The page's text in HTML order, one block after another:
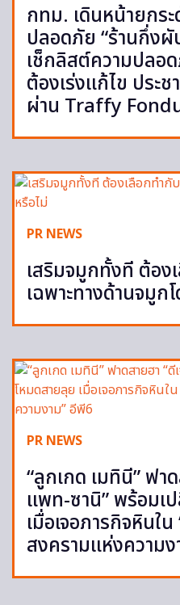
กทม. เดินหน้ายกร
ปลอดภัย “ร้านกึ่งผั
เช็กลิสต์ความปลอ
ต้องเร่งแก้ไข ประ
ผ่าน Traffy
PR NEWS
เสริมจมูกทั้งที ต้อง
เฉพาะทางด้านจมูก
PR NEWS
“ลูกเกด เมทินี” ฟา
แพท-ซานิ” พร้อมเ
เมื่อเจอภารกิจหิน
สงครามแห่งความ